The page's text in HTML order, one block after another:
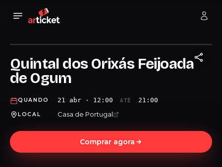
Quintal dos Orixás Feijoada
de Ogum
QUANDO 21 abr · 12:00 ATÉ 21:00
LOCAL Casa de Portugal
Comprar agora